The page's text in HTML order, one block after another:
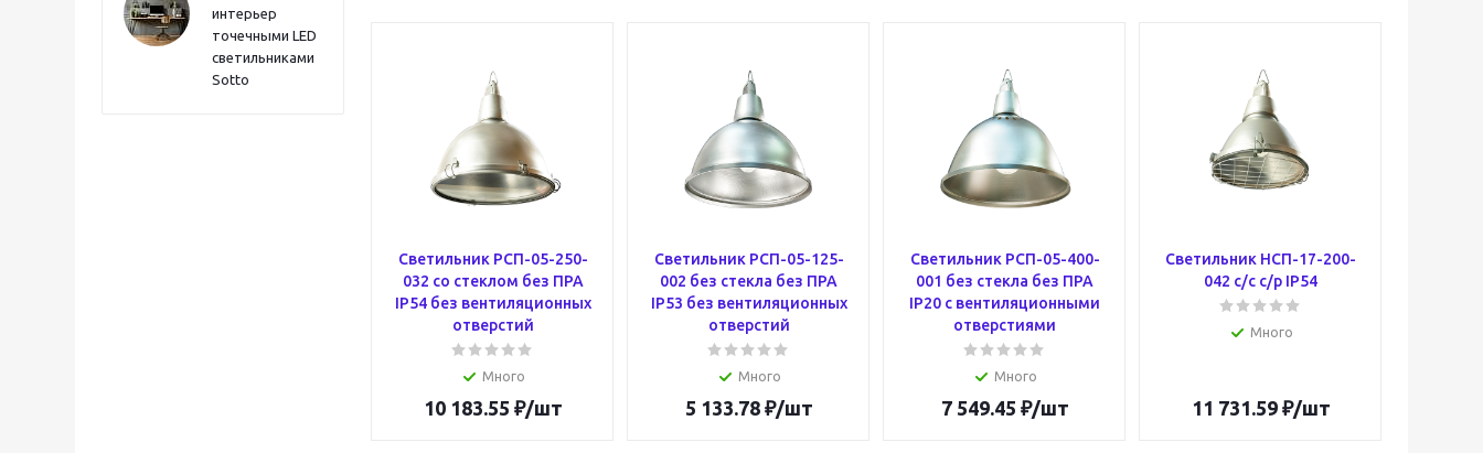
интерьер
точечными LED
светильниками
Sotto
Светильник РСП-05-250-
032 со стеклом без ПРА
IP54 без вентиляционных
отверстий
Много
10 183.55 ₽/шт
Светильник РСП-05-125-
002 без стекла без ПРА
IP53 без вентиляционных
отверстий
Много
5 133.78₽/шт
Светильник РСП-05-400-
001 без стекла без ПРА
IP20 с вентиляционными
отверстиями
Много
7 549.45 ₽/шт
Светильник НСП-17-200-
042 с/с с/р IP54
Много
11 731.59₽/шт